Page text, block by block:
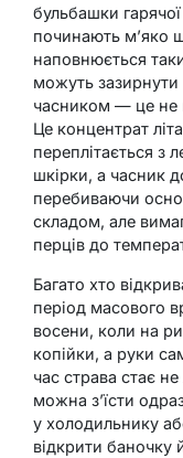
бульбашки гарячої
починають м’яко
наповнюється
можуть
часником — це не
Це концентрат
переплітається з
шкірки, а часник
перебиваючи
складом, але
перців до
Багато хто
період масового
восени, коли на
копійки, а руки
час страва стає
можна з’їсти
у холодильнику
відкрити баночку